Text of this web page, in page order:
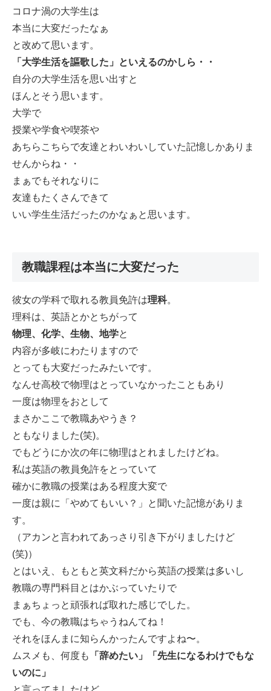
コロナ渦の大学生は
本当に大変だったなぁ
と改めて思います。
「大学生活を謳歌した」といえるのかしら・・
自分の大学生活を思い出すと
ほんとそう思います。
大学で
授業や学食や喫茶や
あちらこちらで友達とわいわいしていた記憶しかありま
せんからね・・
まぁでもそれなりに
友達もたくさんできて
いい学生生活だったのかなぁと思います。
教職課程は本当に大変だった
彼女の学科で取れる教員免許は理科。
理科は、英語とかとちがって
物理、化学、生物、地学と
内容が多岐にわたりますので
とっても大変だったみたいです。
なんせ高校で物理はとっていなかったこともあり
一度は物理をおとして
まさかここで教職あやうき？
ともなりました(笑)。
でもどうにか次の年に物理はとれましたけどね。
私は英語の教員免許をとっていて
確かに教職の授業はある程度大変で
一度は親に「やめてもいい？」と聞いた記憶がありま
す。
（アカンと言われてあっさり引き下がりましたけど
(笑)）
とはいえ、もともと英文科だから英語の授業は多いし
教職の専門科目とはかぶっていたりで
まぁちょっと頑張れば取れた感じでした。
でも、今の教職はちゃうねんてね！
それをほんまに知らんかったんですよね〜。
ムスメも、何度も
「辞めたい」「先生になるわけでもな
いのに」